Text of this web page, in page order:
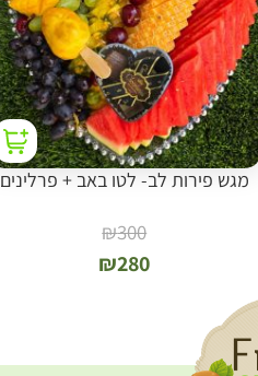
מגש פירות לב- לטו באב + פרלינים
₪300
₪280